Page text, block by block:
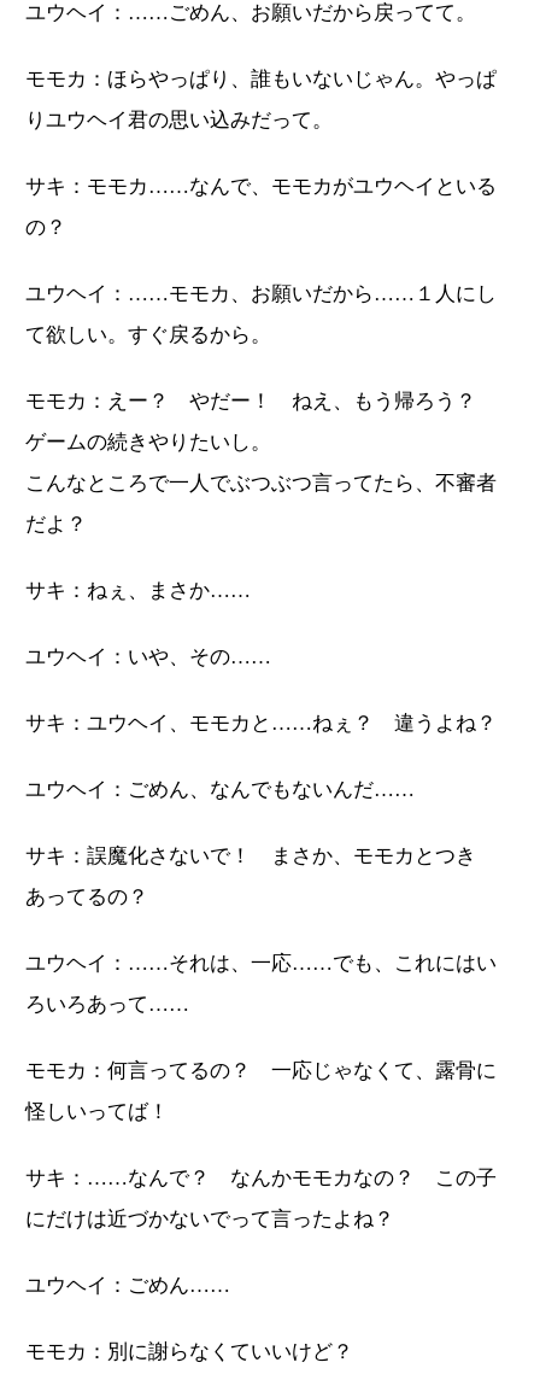
ユウヘイ：……ごめん、お願いだから戻ってて。
モモカ：ほらやっぱり、誰もいないじゃん。やっぱ
りユウヘイ君の思い込みだって。
サキ：モモカ……なんで、モモカがユウヘイといる
の？
ユウヘイ：……モモカ、お願いだから……１人にし
て欲しい。すぐ戻るから。
モモカ：えー？ やだー！ ねえ、もう帰ろう？
ゲームの続きやりたいし。
こんなところで一人でぶつぶつ言ってたら、不審者
だよ？
サキ：ねぇ、まさか……
ユウヘイ：いや、その……
サキ：ユウヘイ、モモカと……ねぇ？ 違うよね？
ユウヘイ：ごめん、なんでもないんだ……
サキ：誤魔化さないで！ まさか、モモカとつき
あってるの？
ユウヘイ：……それは、一応……でも、これにはい
ろいろあって……
モモカ：何言ってるの？ 一応じゃなくて、露骨に
怪しいってば！
サキ：……なんで？ なんかモモカなの？ この子
にだけは近づかないでって言ったよね？
ユウヘイ：ごめん……
モモカ：別に謝らなくていいけど？